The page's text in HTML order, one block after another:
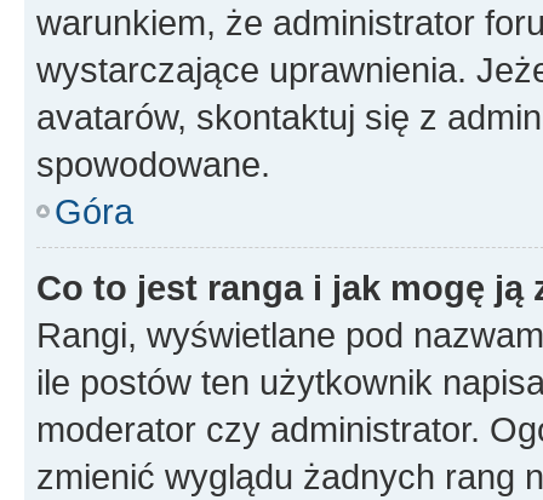
warunkiem, że administrator
wystarczające uprawnienia.
avatarów, skontaktuj się z
spowodowane.
Góra
Co to jest ranga i jak mogę ją
Rangi, wyświetlane pod
ile postów ten użytkownik
moderator czy administrator.
zmienić wyglądu żadnych rang